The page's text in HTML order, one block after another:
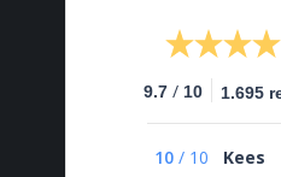
9.7 / 10 1.695
10 / 10
Kees